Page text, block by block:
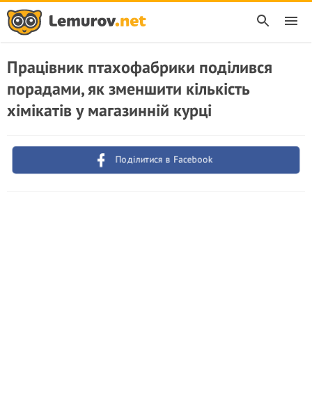
Працівник птахофабрики поділився
порадами, як зменшити кількість
хімікатів у магазинній курці
Поділитися в Facebook